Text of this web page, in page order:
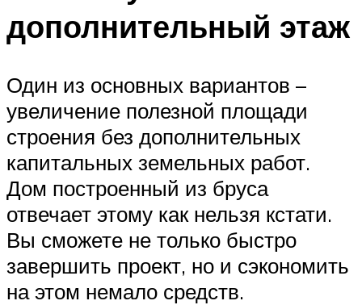
дополнительный этаж
Один из основных вариантов –
увеличение полезной площади
строения без дополнительных
капитальных земельных работ.
Дом построенный из бруса
отвечает этому как нельзя кстати.
Вы сможете не только быстро
завершить проект, но и сэкономить
на этом немало средств.